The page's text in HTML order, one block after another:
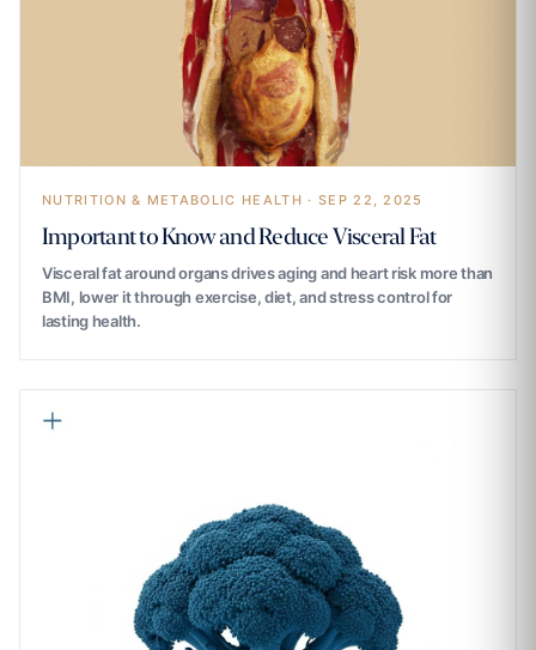
NUTRITION & METABOLIC HEALTH · SEP 22, 2025
Important to Know and Reduce Visceral Fat
Visceral fat around organs drives aging and heart risk more than
BMI, lower it through exercise, diet, and stress control for
lasting health.